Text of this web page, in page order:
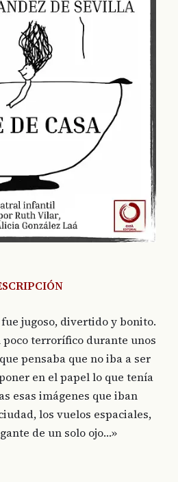
fue jugoso, divertido y bonito.
terrorífico durante unos
pensaba que no iba a ser
en el papel lo que tenía
esas imágenes que iban
los vuelos espaciales,
de un solo ojo…»